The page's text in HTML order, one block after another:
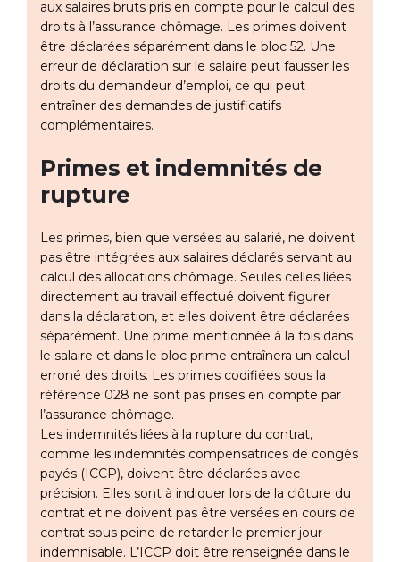
aux salaires bruts pris en compte pour le calcul des
droits à l’assurance chômage. Les primes doivent
être déclarées séparément dans le bloc 52. Une
erreur de déclaration sur le salaire peut fausser les
droits du demandeur d’emploi, ce qui peut
entraîner des demandes de justificatifs
complémentaires.
Primes et indemnités de
rupture
Les primes, bien que versées au salarié, ne doivent
pas être intégrées aux salaires déclarés servant au
calcul des allocations chômage. Seules celles liées
directement au travail effectué doivent figurer
dans la déclaration, et elles doivent être déclarées
séparément. Une prime mentionnée à la fois dans
le salaire et dans le bloc prime entraînera un calcul
erroné des droits. Les primes codifiées sous la
référence 028 ne sont pas prises en compte par
l’assurance chômage.
Les indemnités liées à la rupture du contrat,
comme les indemnités compensatrices de congés
payés (ICCP), doivent être déclarées avec
précision. Elles sont à indiquer lors de la clôture du
contrat et ne doivent pas être versées en cours de
contrat sous peine de retarder le premier jour
indemnisable. L’ICCP doit être renseignée dans le